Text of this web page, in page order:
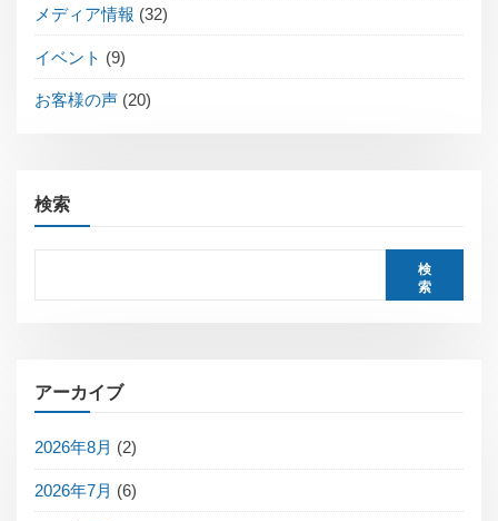
メディア情報 (32)
イベント (9)
お客様の声 (20)
検索
検
索
アーカイブ
2026年8月 (2)
2026年7月 (6)